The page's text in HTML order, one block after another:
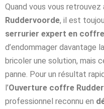
Quand vous vous retrouvez
Ruddervoorde, il est
serrurier expert en
d’endommager davantage
bricoler une solution, mais
panne. Pour un résultat
l’Ouverture coffre
professionnel reconnu en